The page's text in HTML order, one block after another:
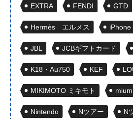
EXTRA FENDI GTD
Hermès エルメス iPhone
JBL JCBギフトカード
K18・Au750 KEF
MIKIMOTO ミキモト
Nintendo Nツアー N